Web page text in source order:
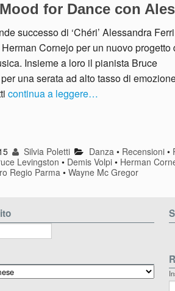
for Dance con
successo di ‘Chéri’ Alessandra
Cornejo per un nuovo progetto
Insieme a loro il pianista Bruce
una serata ad alto tasso di
continua a leggere…
Silvia Poletti Danza • Recensioni•
Levingston • Demis Volpi • Herman
Regio Parma • Wayne Mc Gregor